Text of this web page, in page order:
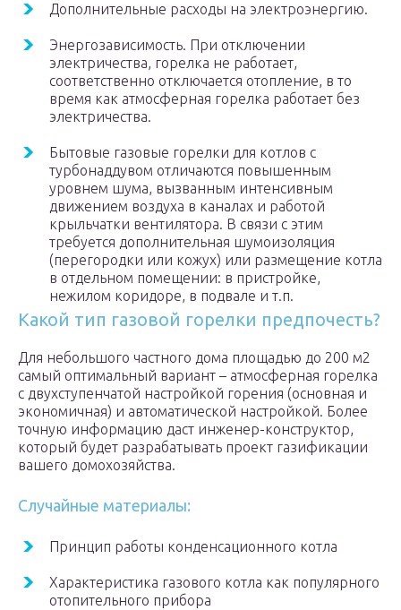
Дополнительные расходы на электроэнергию.
Энергозависимость. При отключении
электричества, горелка не работает,
соответственно отключается отопление, в то
время как атмосферная горелка работает без
электричества.
Бытовые газовые горелки для котлов с
турбонаддувом отличаются повышенным
уровнем шума, вызванным интенсивным
движением воздуха в каналах и работой
крыльчатки вентилятора. В связи с этим
требуется дополнительная шумоизоляция
(перегородки или кожух) или размещение котла
в отдельном помещении: в пристройке,
нежилом коридоре, в подвале и т.п.
Какой тип газовой горелки предпочесть?
Для небольшого частного дома площадью до 200 м2
самый оптимальный вариант – атмосферная горелка
с двухступенчатой настройкой горения (основная и
экономичная) и автоматической настройкой. Более
точную информацию даст инженер-конструктор,
который будет разрабатывать проект газификации
вашего домохозяйства.
Случайные материалы:
Принцип работы конденсационного котла
Характеристика газового котла как популярного
отопительного прибора